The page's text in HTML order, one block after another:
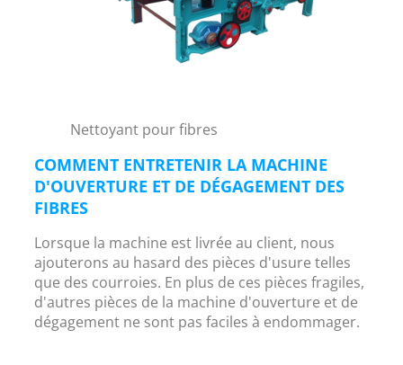
Nettoyant pour fibres
COMMENT ENTRETENIR LA MACHINE
D'OUVERTURE ET DE DÉGAGEMENT DES
FIBRES
Lorsque la machine est livrée au client, nous
ajouterons au hasard des pièces d'usure telles
que des courroies. En plus de ces pièces fragiles,
d'autres pièces de la machine d'ouverture et de
dégagement ne sont pas faciles à endommager.